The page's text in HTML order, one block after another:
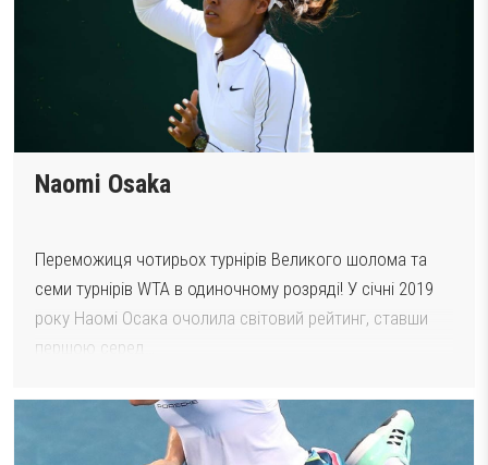
Naomi Osaka
Переможиця чотирьох турнірів Великого шолома та
семи турнірів WTA в одиночному розряді! У січні 2019
року Наомі Осака очолила світовий рейтинг, ставши
першою серед…